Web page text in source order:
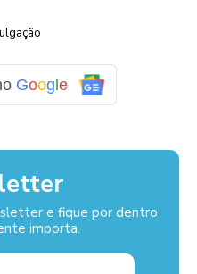
Goog e
e fique por dentro
importa.